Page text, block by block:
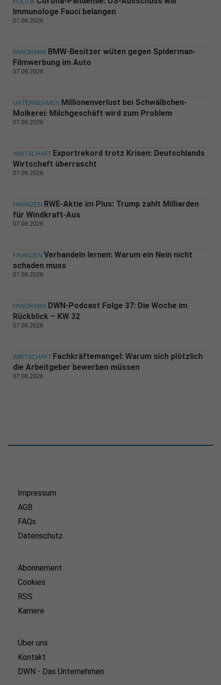
POLITIK
Immunologe Fauci belangen
07.08.2026
PANORAMA BMW-Besitzer wüten gegen Spiderman-
Filmwerbung im Auto
07.08.2026
UNTERNEHMEN Millionenverlust bei Schwälbchen-
Molkerei: Milchgeschäft wird zum Problem
07.08.2026
WIRTSCHAFT Exportrekord trotz Krisen: Deutschlands
Wirtschaft überrascht
07.08.2026
FINANZEN RWE-Aktie im Plus: Trump zahlt Milliarden
für Windkraft-Aus
07.08.2026
FINANZEN Verhandeln lernen: Warum ein Nein nicht
schaden muss
07.08.2026
PANORAMA DWN-Podcast Folge 37: Die Woche im
Rückblick – KW 32
07.08.2026
WIRTSCHAFT Fachkräftemangel: Warum sich plötzlich
die Arbeitgeber bewerben müssen
07.08.2026
Impressum
AGB
FAQs
Datenschutz
Abonnement
Cookies
RSS
Karriere
Über uns
Kontakt
DWN - Das Unternehmen